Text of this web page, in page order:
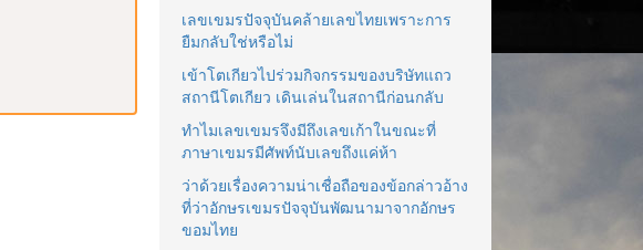
เลขเขมรปัจจุบันคล้ายเลขไทยเพราะการ
ยืมกลับใช่หรือไม่
เข้าโตเกียวไปร่วมกิจกรรมของบริษัทแถว
สถานีโตเกียว เดินเล่นในสถานีก่อนกลับ
ทำไมเลขเขมรจึงมีถึงเลขเก้าในขณะที่
ภาษาเขมรมีศัพท์นับเลขถึงแค่ห้า
ว่าด้วยเรื่องความน่าเชื่อถือของข้อกล่าวอ้าง
ที่ว่าอักษรเขมรปัจจุบันพัฒนามาจากอักษร
ขอมไทย